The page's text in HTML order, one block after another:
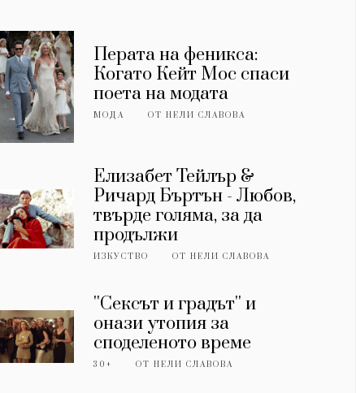
Перата на феникса:
Когато Кейт Мос спаси
поета на модата
МОДА ОТНЕЛИ СЛАВОВА
Елизабет Тейлър &
Ричард Бъртън - Любов,
твърде голяма, за да
продължи
ИЗКУСТВО ОТНЕЛИ СЛАВОВА
''Сексът и градът'' и
онази утопия за
споделеното време
30+ ОТНЕЛИ СЛАВОВА